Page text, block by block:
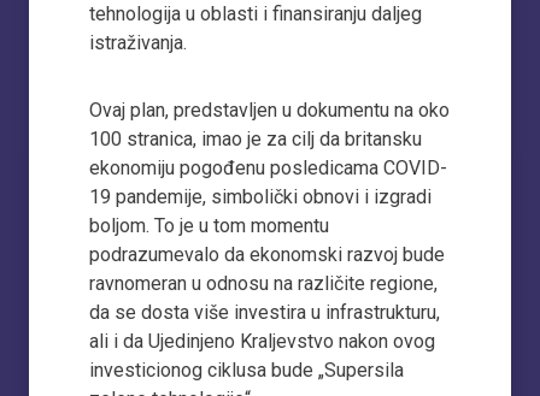
tehnologija u oblasti i finansiranju daljeg
istraživanja.
Ovaj plan, predstavljen u dokumentu na oko
100 stranica, imao je za cilj da britansku
ekonomiju pogođenu posledicama COVID-
19 pandemije, simbolički obnovi i izgradi
boljom. To je u tom momentu
podrazumevalo da ekonomski razvoj bude
ravnomeran u odnosu na različite regione,
da se dosta više investira u infrastrukturu,
ali i da Ujedinjeno Kraljevstvo nakon ovog
investicionog ciklusa bude „Supersila